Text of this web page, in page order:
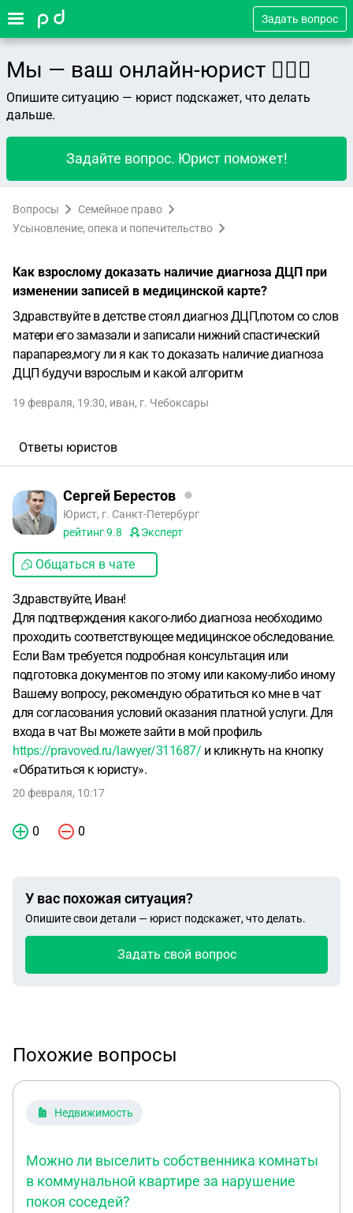
Задать вопрос
Мы — ваш онлайн-юрист 👨🏻‍⚖️
Опишите ситуацию — юрист подскажет, что делать
дальше.
Задайте вопрос. Юрист поможет!
Вопросы
Семейное право
Усыновление, опека и попечительство
Как взрослому доказать наличие диагноза ДЦП при
изменении записей в медицинской карте?
Здравствуйте в детстве стоял диагноз ДЦП,потом со слов
матери его замазали и записали нижний спастический
парапарез,могу ли я как то доказать наличие диагноза
ДЦП будучи взрослым и какой алгоритм
19 февраля, 19:30, иван, г. Чебоксары
Ответы юристов
Сергей Берестов
Юрист, г. Санкт-Петербург
рейтинг9.8 Эксперт
Общаться в чате
Здравствуйте, Иван!
Для подтверждения какого-либо диагноза необходимо
проходить соответствующее медицинское обследование.
Если Вам требуется подробная консультация или
подготовка документов по этому или какому-либо иному
Вашему вопросу, рекомендую обратиться ко мне в чат
для согласования условий оказания платной услуги. Для
входа в чат Вы можете зайти в мой профиль
https://pravoved.ru/lawyer/311687/ и кликнуть на кнопку
«Обратиться к юристу».
20 февраля, 10:17
0 0
У вас похожая ситуация?
Опишите свои детали — юрист подскажет, что делать.
Задать свой вопрос
Похожие вопросы
Недвижимость
Можно ли выселить собственника комнаты
в коммунальной квартире за нарушение
покоя соседей?